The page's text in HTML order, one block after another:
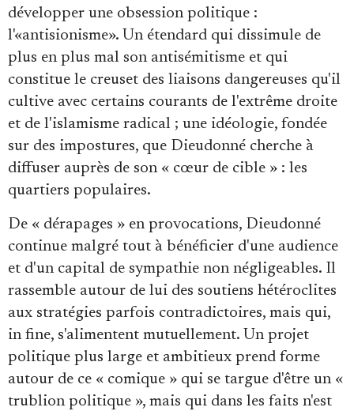
développer une obsession politique :
l'«antisionisme». Un étendard qui dissimule de
plus en plus mal son antisémitisme et qui
constitue le creuset des liaisons dangereuses qu'il
cultive avec certains courants de l'extrême droite
et de l'islamisme radical ; une idéologie, fondée
sur des impostures, que Dieudonné cherche à
diffuser auprès de son « cœur de cible » : les
quartiers populaires.
De « dérapages » en provocations, Dieudonné
continue malgré tout à bénéficier d'une audience
et d'un capital de sympathie non négligeables. Il
rassemble autour de lui des soutiens hétéroclites
aux stratégies parfois contradictoires, mais qui,
in fine, s'alimentent mutuellement. Un projet
politique plus large et ambitieux prend forme
autour de ce « comique » qui se targue d'être un «
trublion politique », mais qui dans les faits n'est